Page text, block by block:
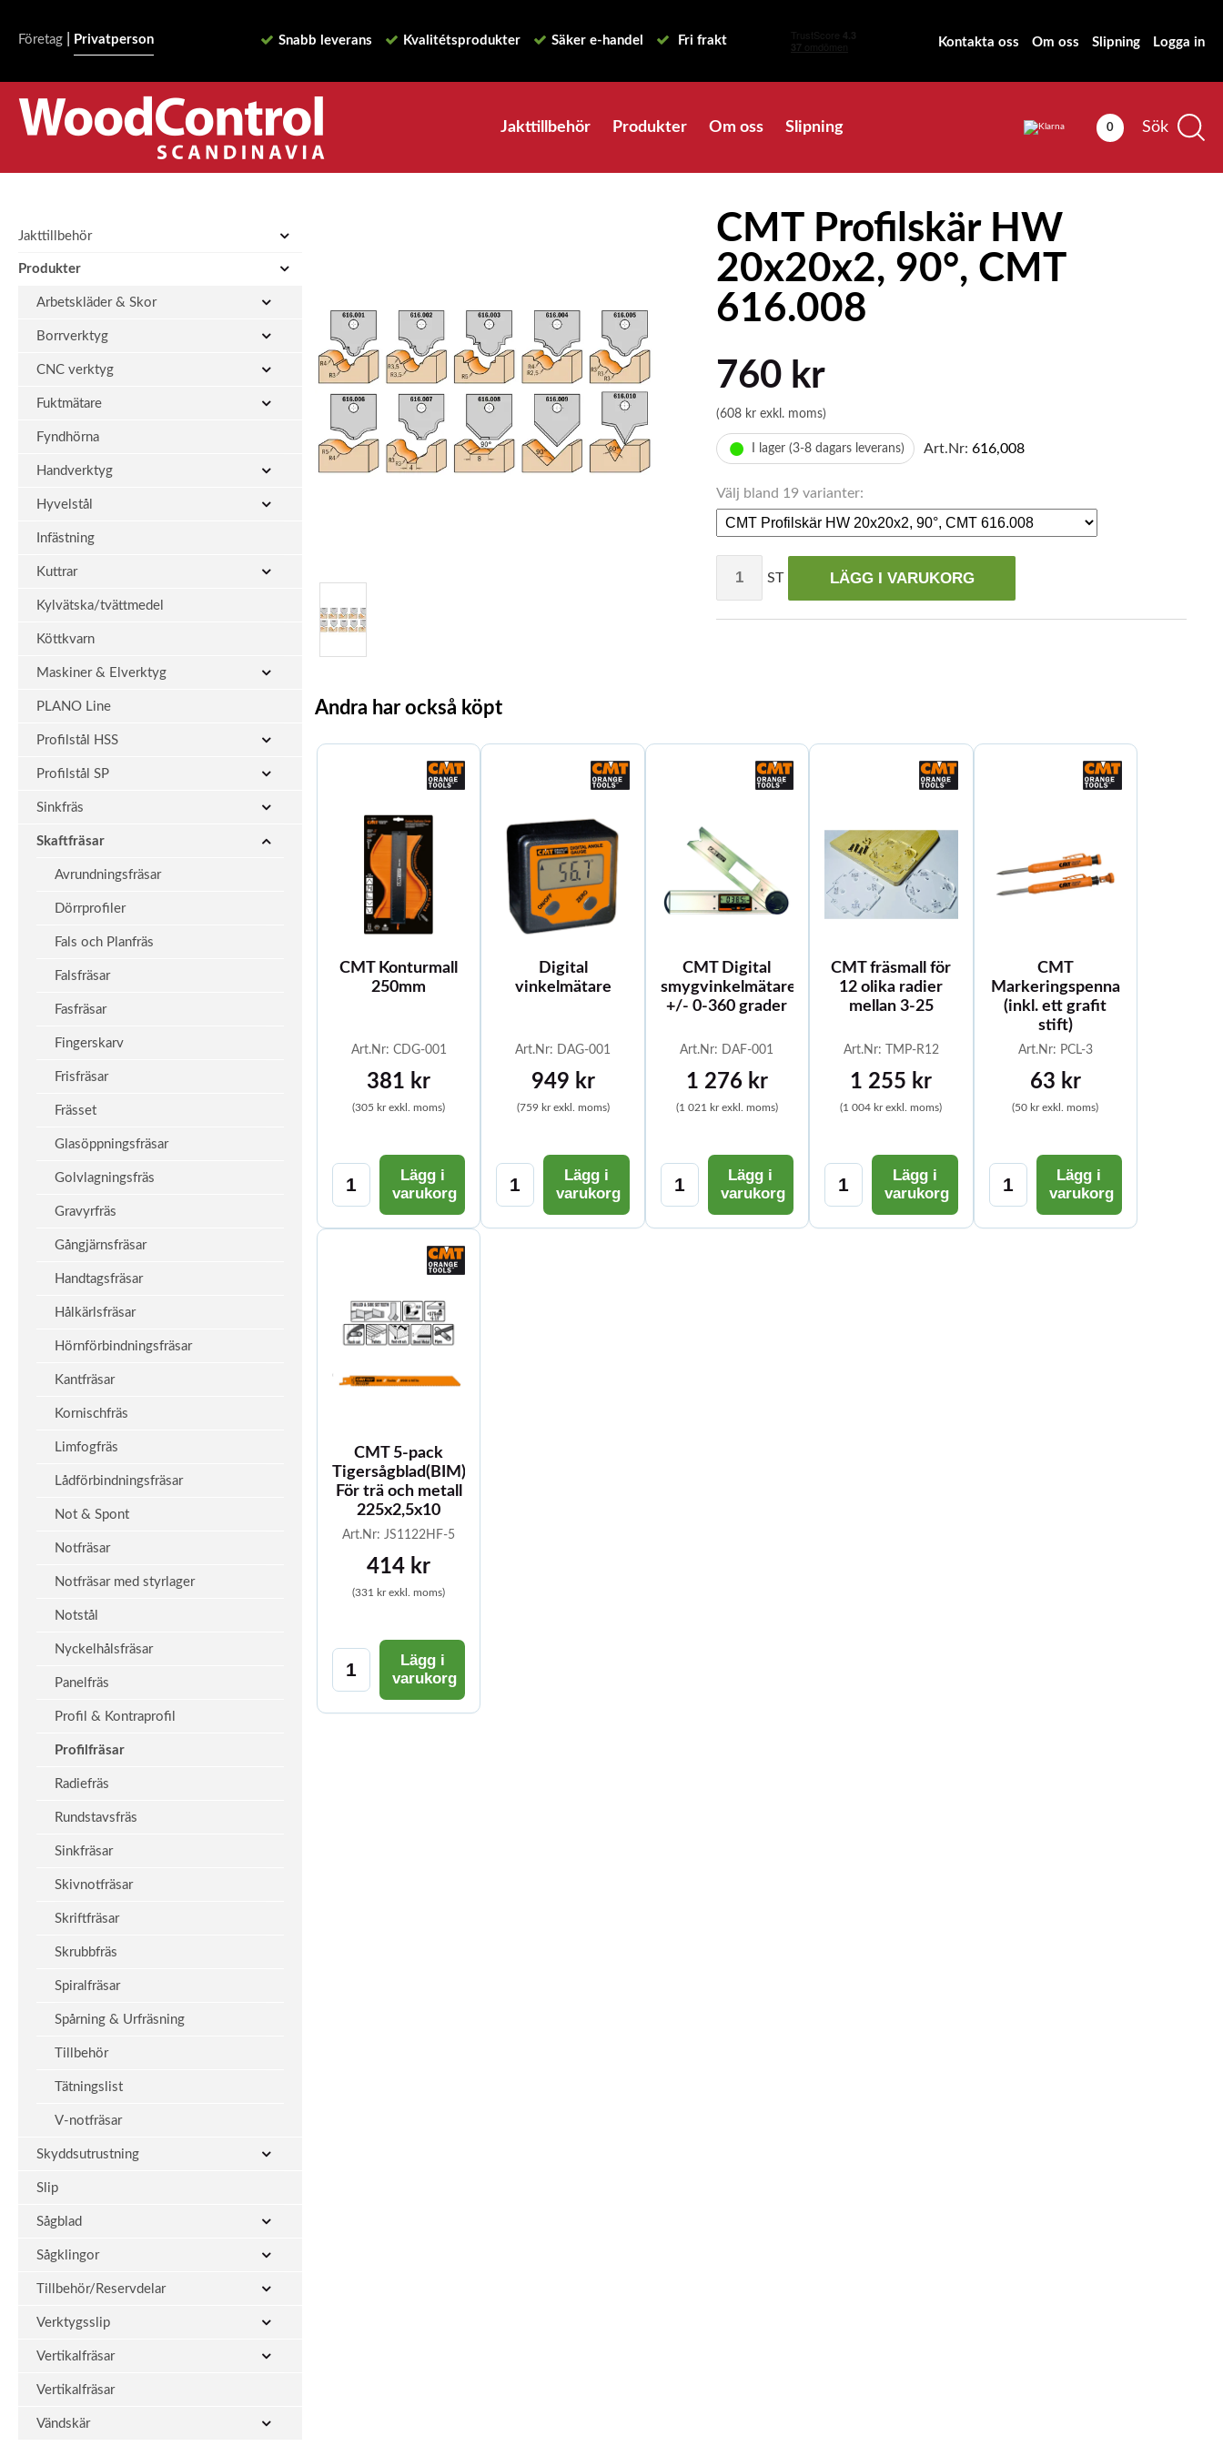
Företag Privatperson Snabb leverans Kvalitétsprodukter Säker e-handel Fri frakt Kontakta oss Om oss Slipning Logga in
Jakttillbehör Produkter Om oss Slipning 0 Sök
Jakttillbehör
Produkter
Arbetskläder & Skor
Borrverktyg
CNC verktyg
Fuktmätare
Fyndhörna
Handverktyg
Hyvelstål
Infästning
Kuttrar
Kylvätska/tvättmedel
Köttkvarn
Maskiner & Elverktyg
PLANO Line
Profilstål HSS
Profilstål SP
Sinkfräs
Skaftfräsar
Avrundningsfräsar
Dörrprofiler
Fals och Planfräs
Falsfräsar
Fasfräsar
Fingerskarv
Frisfräsar
Frässet
Glasöppningsfräsar
Golvlagningsfräs
Gravyrfräs
Gångjärnsfräsar
Handtagsfräsar
Hålkärlsfräsar
Hörnförbindningsfräsar
Kantfräsar
Kornischfräs
Limfogfräs
Lådförbindningsfräsar
Not & Spont
Notfräsar
Notfräsar med styrlager
Notstål
Nyckelhålsfräsar
Panelfräs
Profil & Kontraprofil
Profilfräsar
Radiefräs
Rundstavsfräs
Sinkfräsar
Skivnotfräsar
Skriftfräsar
Skrubbfräs
Spiralfräsar
Spårning & Urfräsning
Tillbehör
Tätningslist
V-notfräsar
Skyddsutrustning
Slip
Sågblad
Sågklingor
Tillbehör/Reservdelar
Verktygsslip
Vertikalfräsar
Vertikalfräsar
Vändskär
CMT Profilskär HW
20x20x2, 90°, CMT
616.008
760 kr
(608 kr exkl. moms)
• I lager (3-8 dagars leverans) Art.Nr: 616,008
Välj bland 19 varianter:
ST LÄGG I VARUKORG
Andra har också köpt
CMT Konturmall
250mm
Art.Nr: CDG-001
381 kr
(305 kr exkl. moms)
Lägg i
varukorg
Digital
vinkelmätare
Art.Nr: DAG-001
949 kr
(759 kr exkl. moms)
Lägg i
varukorg
CMT Digital
smygvinkelmätare
+/- 0-360 grader
Art.Nr: DAF-001
1 276 kr
(1 021 kr exkl. moms)
Lägg i
varukorg
CMT fräsmall för
12 olika radier
mellan 3-25
Art.Nr: TMP-R12
1 255 kr
(1 004 kr exkl. moms)
Lägg i
varukorg
CMT
Markeringspenna
(inkl. ett grafit
stift)
Art.Nr: PCL-3
63 kr
(50 kr exkl. moms)
Lägg i
varukorg
CMT 5-pack
Tigersågblad(BIM)
För trä och metall
225x2,5x10
Art.Nr: JS1122HF-5
414 kr
(331 kr exkl. moms)
Lägg i
varukorg